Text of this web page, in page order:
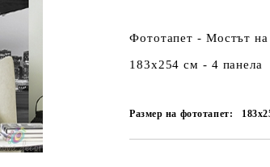
Фототапет - Мостът
183x254 см - 4 панела
Размер на фототапет: